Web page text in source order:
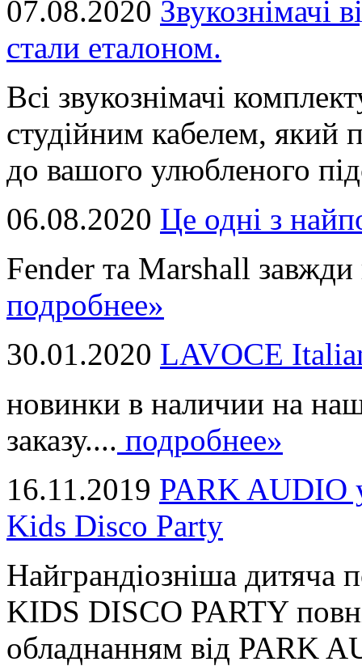
07.08.2020 Звукознімачі
стали еталоном.
Всі звукознімачі
студійним кабелем, який
до вашого улюбленого
06.08.2020 Це однi з
Fender та Marshall завжди
подробнее»
30.01.2020 LAVOCE
новинки в наличии на
заказу.... подробнее»
16.11.2019 PARK AUDIO
Kids Disco Party
Найграндіозніша дитяча
KIDS DISCO PARTY
обладнанням від PARK